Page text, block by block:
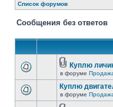
Список форумов
Сообщения без ответов
Куплю
в форуме
Куплю
в форуме